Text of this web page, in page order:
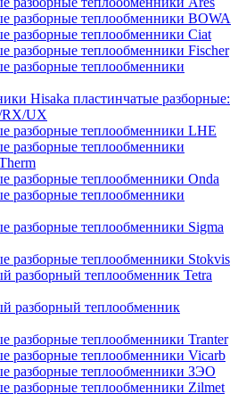
разборные теплообменники BOWA
разборные теплообменники Ciat
разборные теплообменники Fischer
разборные теплообменники
Hisaka пластинчатые разборные:
RX/UX
разборные теплообменники LHE
разборные теплообменники
разборные теплообменники Onda
разборные теплообменники
разборные теплообменники Sigma
разборные теплообменники Stokvis
разборный теплообменник Tetra
разборный теплообменник
разборные теплообменники Tranter
разборные теплообменники Vicarb
разборные теплообменники ЗЭО
разборные теплообменники Zilmet